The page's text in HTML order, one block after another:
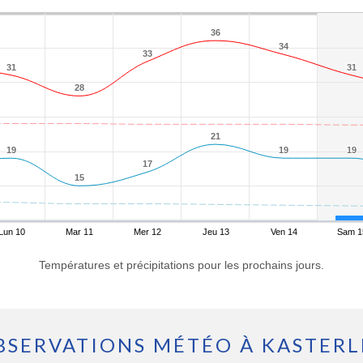
31
31
28
28
33
33
36
36
34
34
31
31
19
19
15
15
17
17
21
21
19
19 19
19
10 Mar 11 Mer 12 Jeu 13 Ven 14 Sam
Températures et précipitations pour les prochains jours.
MÉTÉO À